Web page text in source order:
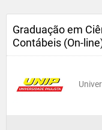
Graduação em
Contábeis (On-